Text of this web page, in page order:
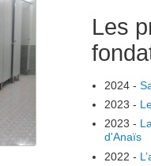
Les
2024-
2023 -
2023 -
d'Anaïs
2022 -